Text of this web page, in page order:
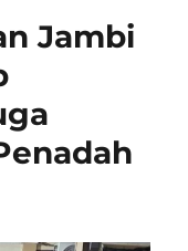
Jambi